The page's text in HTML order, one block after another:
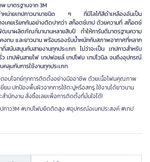
มาตรฐานจาก 3M
ำหน่ายเทปกาวนานาชนิด ๆ ที่มีโลโก้สีดำเหลืองอันเป็น
เคยเรียกกันอย่างติดปากว่า สก๊อตช์เทป ด้วยความที่ สก๊อตช์
ฒนาผลิตภัณฑ์มานานหลายสิบปี ทำให้การันตีมาตรฐานความ
งทน และยาวนาน พร้อมรองรับน้ำหนักกับสภาพอากาศที่หลาก
สนับสนุนกับสายงานทุกประเภท ไม่ว่าจะเป็น เทปกาวสำหรับ
ว เทปพันสายไฟ เทปฟอยล์ เทปโฟม เทปไวนิล จนถึงอุปกรณ์
ลุมกับการใช้งานทุกประเภท
ตอบโจทย์ทุกการติดตั้งอย่างมืออาชีพ ด้วยเนื้อโฟมคุณภาพ
ยม ปกป้องพื้นผิวจากการใช้ตะปูหรือสกรู ใช้งานได้ยาวนาน
สำนักงาน สั่งซื้อเลยเพื่อการติดตั้งที่มั่นใจได้!
กาว3M #เทปโฟมยึดติดสูง #อุปกรณ์อเนกประสงค์ #เทป